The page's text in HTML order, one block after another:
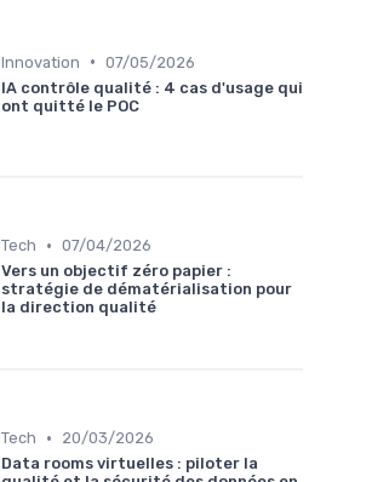
Innovation • 07/05/2026
IA contrôle qualité : 4 cas d'usage qui
ont quitté le POC
Tech • 07/04/2026
Vers un objectif zéro papier :
stratégie de dématérialisation pour
la direction qualité
Tech •
20/03/2026
Data rooms virtuelles : piloter la